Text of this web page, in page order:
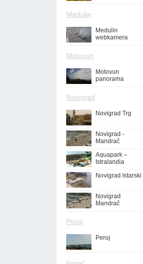
Medulin
Medulin
webkamera
Motovun
Motovun
panorama
Novigrad
Novigrad Trg
Novigrad -
Mandrač
Aquapark –
Istralandia
Novigrad Istarski
Novigrad
Mandrač
Peroj
Peroj